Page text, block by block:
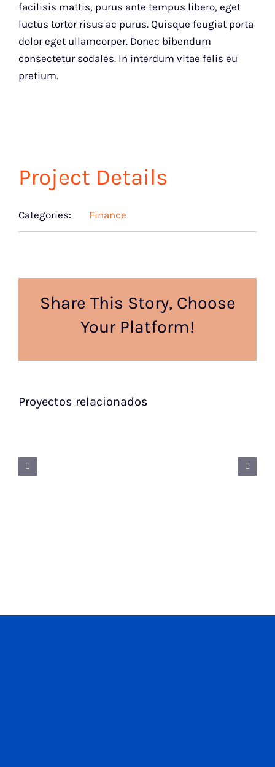
facilisis mattis, purus ante tempus libero, eget
luctus tortor risus ac purus. Quisque feugiat porta
dolor eget ullamcorper. Donec bibendum
consectetur sodales. In interdum vitae felis eu
pretium.
Project Details
Categories: Finance
Share This Story, Choose
Your Platform!
Proyectos relacionados